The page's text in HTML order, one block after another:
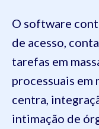
O software
de acesso,
tarefas em
processuais
centra,
intimação de